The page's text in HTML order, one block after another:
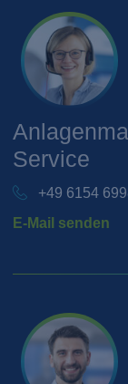
Service
+49 6154
E-Mail senden